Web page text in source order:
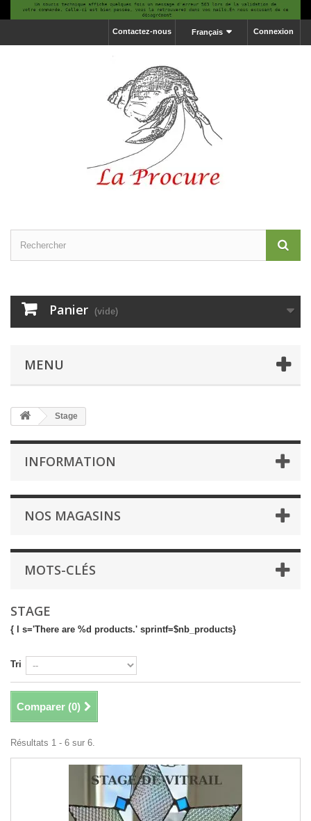
Connexion
Français
Contactez-nous
Panier (vide)
MENU
Stage
INFORMATION
NOS MAGASINS
MOTS-CLÉS
STAGE
{ l s='There are %d products.' sprintf=$nb_products}
Tri
Comparer (0)
Résultats 1 - 6 sur 6.